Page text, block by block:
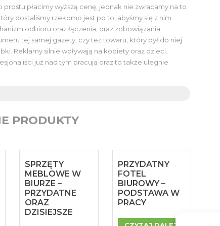
płacimy wyższą cenę, jednak nie zwracamy na to
dostaliśmy rzekomo jest po to, abyśmy się z nim
odbioru oraz łączenia, oraz zobowiązania.
tej samej gazety, czy też towaru, który był do niej
Reklamy silnie wpływają na kobiety oraz dzieci.
już nad tym pracują oraz to także ulegnie
PRODUKTY
SPRZĘTY
MEBLOWE W
BIURZE –
PRZYDATNE
ORAZ
DZISIEJSZE
PRZYDATNY
FOTEL
BIUROWY –
PODSTAWA W
PRACY